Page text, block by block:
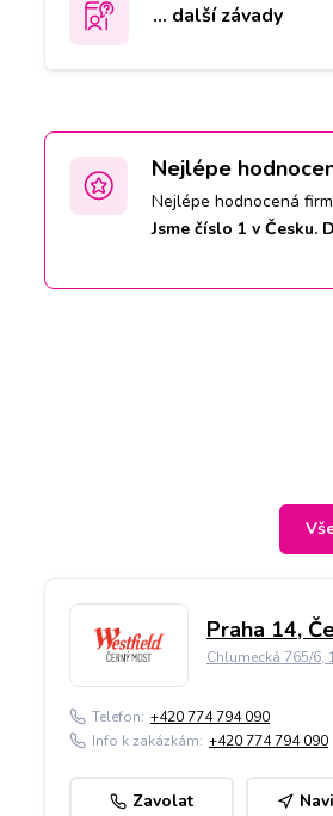
... další závady
Nejlépe
Nejlépe hodnocená
Jsme číslo 1 v Česku.
Praha 14,
Chlumecká 765/6,
Telefon: +420 774 794 090
Info k zakázkám: +420 774 794 090
Zavolat